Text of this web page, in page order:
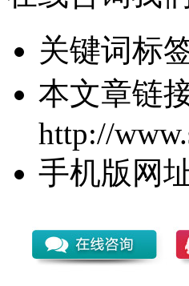
关键词标
本文章链
http://
手机版网